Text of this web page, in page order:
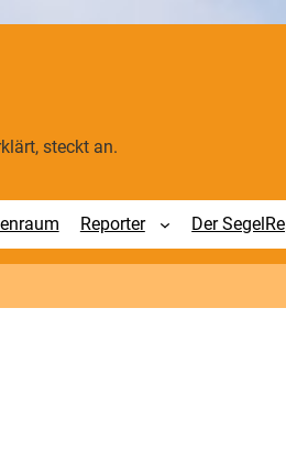
steckt an.
Reporter Der